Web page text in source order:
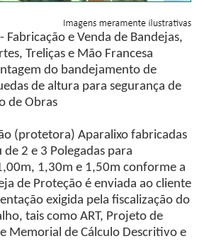
Fabricação e Venda de Bandejas,
Treliças e Mão Francesa
do bandejamento de
de altura para segurança de
de Obras
(protetora) Aparalixo fabricadas
2 e 3 Polegadas para
1,30m e 1,50m conforme a
de Proteção é enviada ao cliente
exigida pela fiscalização do
tais como ART, Projeto de
Memorial de Cálculo Descritivo e